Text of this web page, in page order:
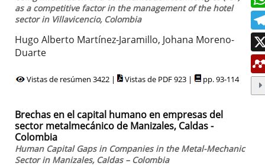
as a competitive factor in the management of the hotel
sector in Villavicencio, Colombia
Hugo Alberto Martínez-Jaramillo, Johana Moreno-
Duarte
Vistas de resúmen 3422 | Vistas de PDF 923 | pp. 93-114
Brechas en el capital humano en empresas del
sector metalmecánico de Manizales, Caldas -
Colombia
Human Capital Gaps in Companies in the Metal-Mechanic
Sector in Manizales, Caldas – Colombia